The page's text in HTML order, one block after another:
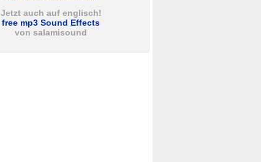
Jetzt auch auf englisch!
free mp3 Sound Effects
von salamisound